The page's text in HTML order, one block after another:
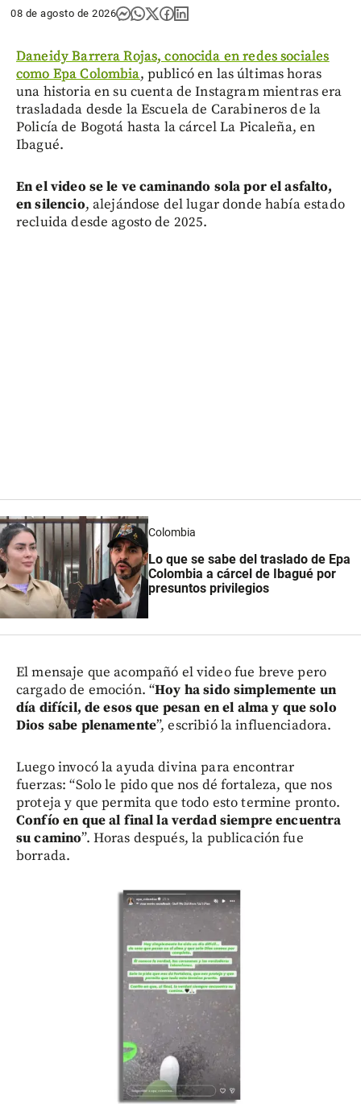
08 de agosto de 2026
Daneidy Barrera Rojas, conocida en redes sociales
como Epa Colombia, publicó en las últimas horas
una historia en su cuenta de Instagram mientras era
trasladada desde la Escuela de Carabineros de la
Policía de Bogotá hasta la cárcel La Picaleña, en
Ibagué.
En el video se le ve caminando sola por el asfalto,
en silencio, alejándose del lugar donde había estado
recluida desde agosto de 2025.
Colombia
Lo que se sabe del traslado de Epa
Colombia a cárcel de Ibagué por
presuntos privilegios
El mensaje que acompañó el video fue breve pero
cargado de emoción. “Hoy ha sido simplemente un
día difícil, de esos que pesan en el alma y que solo
Dios sabe plenamente”, escribió la influenciadora.
Luego invocó la ayuda divina para encontrar
fuerzas: “Solo le pido que nos dé fortaleza, que nos
proteja y que permita que todo esto termine pronto.
Confío en que al final la verdad siempre encuentra
su camino”. Horas después, la publicación fue
borrada.